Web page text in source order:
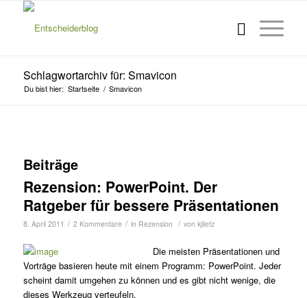
Schlagwortarchiv für: Smavicon
Du bist hier: Startseite / Smavicon
Beiträge
Rezension: PowerPoint. Der
Ratgeber für bessere Präsentationen
8. April 2011 / 2 Kommentare / in Rezension / von kjlietz
Die meisten Präsentationen und
Vor­träge basieren heute mit einem Pro­gramm: PowerPoint. Jeder
scheint damit umge­hen zu können und es gibt nicht wenige, die
dieses Werkzeug verteufeln.